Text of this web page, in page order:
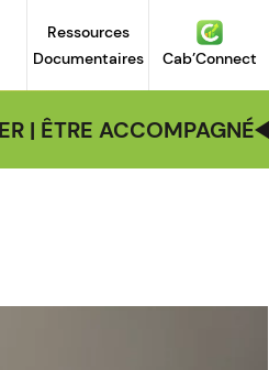
Ressources
Documentaires
Cab’Connect
| ÊTRE ACCOMPAGNÉ